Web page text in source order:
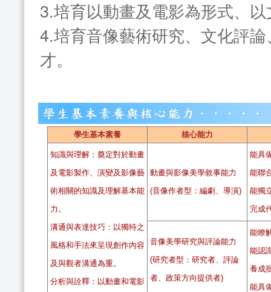
3.培育以動畫及電影為形式、
4.培育音像藝術研究、文化評
才。
學生基本素養 核心能力
知識與理解：奠定對於動畫
及電影製作、演變及影像藝
術相關的知識及理解基本能
力。
溝通與表達技巧：以獨特之
風格和手法來呈現創作內容
及與觀者溝通為重。
分析與詮釋：以動畫和電影
動畫與影像美學敘事能力
(音像作者型：編劇、導演)
能具
能聯
能獨
完成
音像美學研究與評論能力
(研究者型：研究者、評論
者、政策方向提供者)
能瞭
能認
養成
能具